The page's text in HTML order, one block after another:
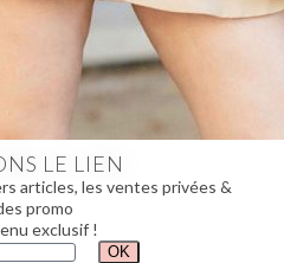
LE LIEN
articles, les ventes privées &
promo
exclusif !